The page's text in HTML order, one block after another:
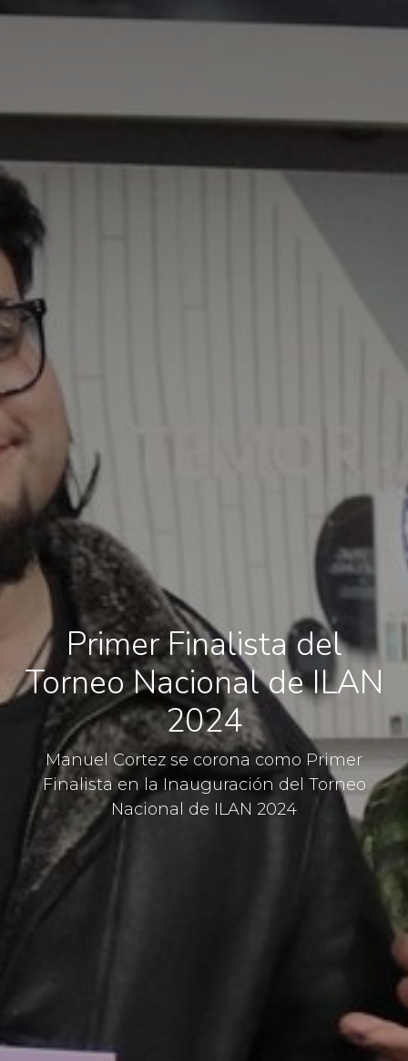
Primer Finalista del
Torneo Nacional de ILAN
2024
Manuel Cortez se corona como Primer
Finalista en la Inauguración del Torneo
Nacional de ILAN 2024